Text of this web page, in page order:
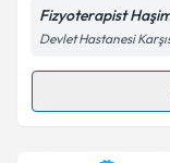
Kişisel
Fizyoterapist Haşim
Devlet Hastanesi
Randevu